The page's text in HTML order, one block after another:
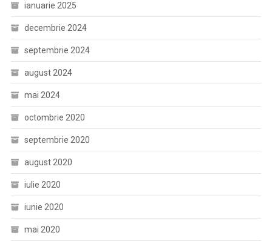
ianuarie 2025
decembrie 2024
septembrie 2024
august 2024
mai 2024
octombrie 2020
septembrie 2020
august 2020
iulie 2020
iunie 2020
mai 2020